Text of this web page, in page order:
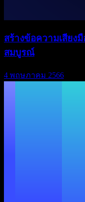
สร้างข้อความเสีย
สมบูรณ์
4 พฤษภาคม 2566